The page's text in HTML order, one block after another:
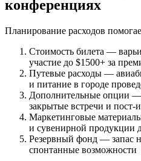
конференциях
Планирование расходов
Стоимость билета —
участие до $1500+ за
Путевые расходы —
и питание в городе
Дополнительные опции
закрытые встречи и пост-
Маркетинговые
и сувенирной продукции
Резервный фонд — запас
спонтанные возможности